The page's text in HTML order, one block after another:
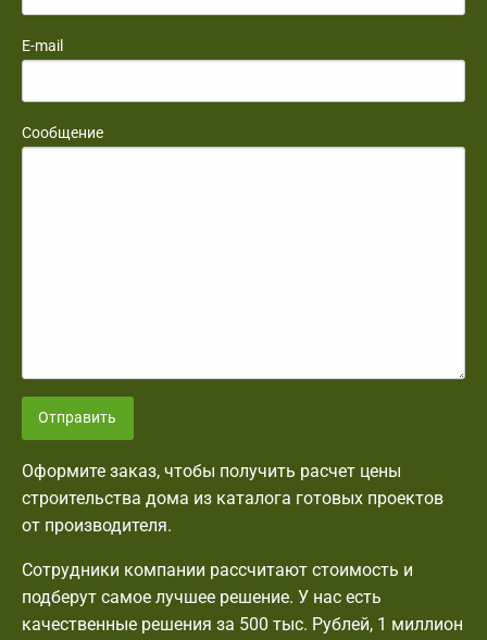
E-mail
Сообщение
Отправить
Оформите заказ, чтобы получить расчет цены
строительства дома из каталога готовых проектов
от производителя.
Сотрудники компании рассчитают стоимость и
подберут самое лучшее решение. У нас есть
качественные решения за 500 тыс. Рублей, 1 миллион